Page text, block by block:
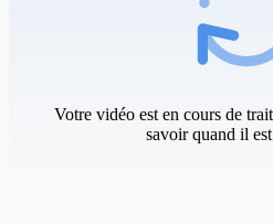
Votre vidéo est en cours de
savoir quand il